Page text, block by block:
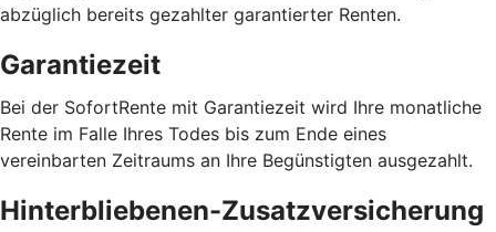
abzüglich bereits gezahlter garantierter Renten.
Garantiezeit
Bei der SofortRente mit Garantiezeit wird Ihre monatliche
Rente im Falle Ihres Todes bis zum Ende eines
vereinbarten Zeitraums an Ihre Begünstigten ausgezahlt.
Hinterbliebenen-Zusatzversicherung